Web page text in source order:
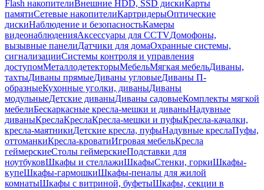
Flash накопителиВнешние HDD, SSD дискиКарты
памятиСетевые накопителиКартридерыОптические
дискиНаблюдение и безопасностьКамеры
видеонаблюденияАксессуары для CCTVДомофоны,
вызывные панелиДатчики для домаОхранные системы,
сигнализацииСистемы контроля и управления
доступомМеталлодетекторыМебельМягкая мебельДиваны,
тахтыДиваны прямыеДиваны угловыеДиваны П-
образныеКухонные уголки, диваныДиваны
модульныеДетские диваныДиваны садовыеКомплекты мягкой
мебелиБескаркасные кресла-мешки и диваныНадувные
диваныКреслаКреслаКресла-мешки и пуфыКресла-качалки,
кресла-маятникиДетские кресла, пуфыНадувные креслаПуфы,
оттоманкиКресла-кроватиИгровая мебельКресла
геймерскиеСтолы геймерскиеПодставки для
ноутбуковШкафы и стеллажиШкафыСтенки, горкиШкафы-
купеШкафы-гармошкиШкафы-пеналы для жилой
комнатыШкафы с витриной, буфетыШкафы, секции в